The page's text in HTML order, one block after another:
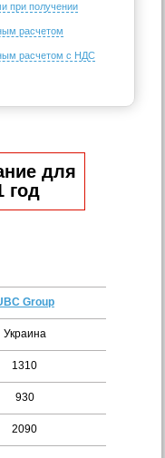
при получении
расчетом
расчетом с НДС
для
год
Group
Украина
1310
930
2090